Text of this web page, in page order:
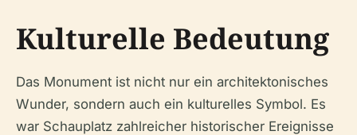
Kulturelle Bedeutung
Das Monument ist nicht nur ein architektonisches
Wunder, sondern auch ein kulturelles Symbol. Es
war Schauplatz zahlreicher historischer Ereignisse